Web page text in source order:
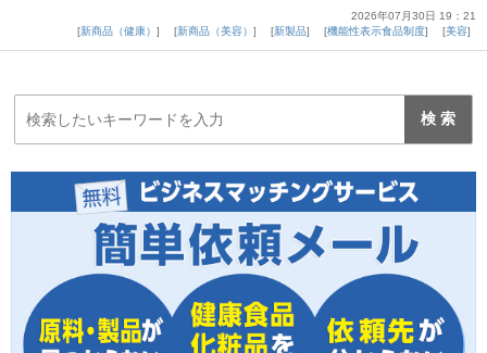
2026年07月30日 19：21
新商品（健康）
新商品（美容） 新製品 機能性表示食品制度 美容